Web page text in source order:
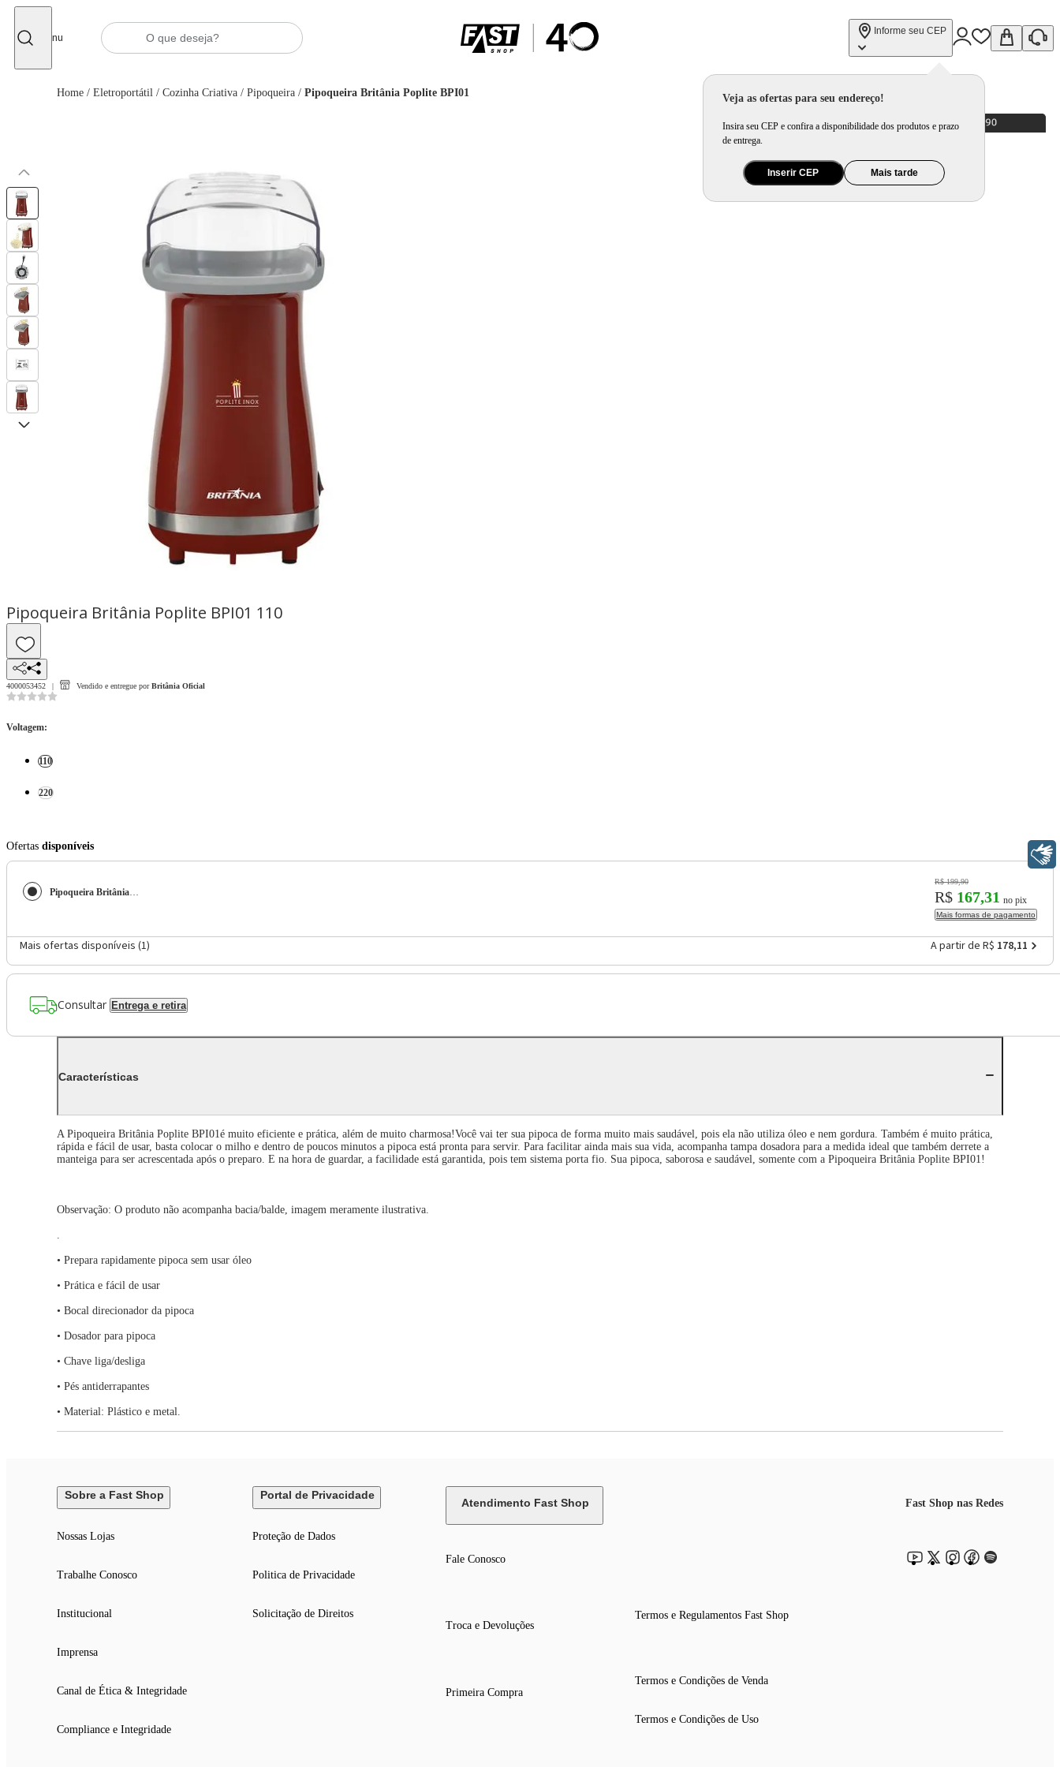
Menu
Informe seu CEP
Veja as ofertas para seu endereço!
Insira seu CEP e confira a disponibilidade dos produtos e prazo
de entrega.
Inserir CEP Mais tarde
Home / Eletroportátil / Cozinha Criativa / Pipoqueira / Pipoqueira Britânia Poplite BPI01
Pipoqueira Britânia Poplite BPI01 110
4000053452 Vendido e entregue por Britânia Oficial
Voltagem:
110
220
Ofertas disponíveis
Pipoqueira Britânia Poplite BPI01
R$ 199,90
R$ 167,31 no pix
Mais formas de pagamento
Mais ofertas disponíveis (1) A partir de R$ 178,11
Consultar Entrega e retira
Características
A Pipoqueira Britânia Poplite BPI01é muito eficiente e prática, além de muito charmosa!Você vai ter sua pipoca de forma muito mais saudável, pois ela não utiliza óleo e nem gordura. Também é muito prática,
rápida e fácil de usar, basta colocar o milho e dentro de poucos minutos a pipoca está pronta para servir. Para facilitar ainda mais sua vida, acompanha tampa dosadora para a medida ideal que também derrete a
manteiga para ser acrescentada após o preparo. E na hora de guardar, a facilidade está garantida, pois tem sistema porta fio. Sua pipoca, saborosa e saudável, somente com a Pipoqueira Britânia Poplite BPI01!
Observação: O produto não acompanha bacia/balde, imagem meramente ilustrativa.
.
• Prepara rapidamente pipoca sem usar óleo
• Prática e fácil de usar
• Bocal direcionador da pipoca
• Dosador para pipoca
• Chave liga/desliga
• Pés antiderrapantes
• Material: Plástico e metal.
Sobre a Fast Shop
Nossas Lojas
Trabalhe Conosco
Institucional
Imprensa
Canal de Ética & Integridade
Compliance e Integridade
Portal de Privacidade
Proteção de Dados
Politica de Privacidade
Solicitação de Direitos
Atendimento Fast Shop
Fale Conosco
Troca e Devoluções
Primeira Compra
Termos e Regulamentos Fast Shop
Termos e Condições de Venda
Termos e Condições de Uso
Fast Shop nas Redes